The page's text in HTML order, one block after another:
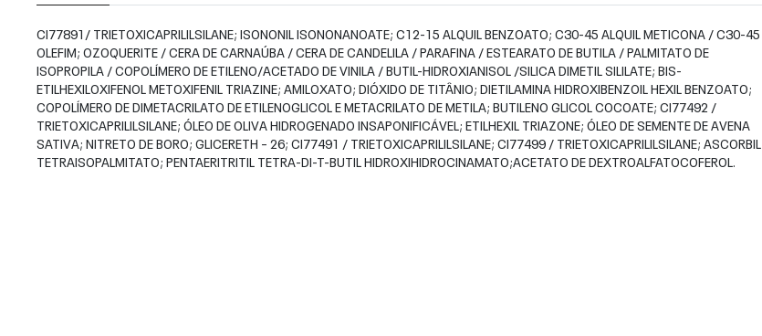
CI77891/ TRIETOXICAPRILILSILANE; ISONONIL ISONONANOATE; C12-15 ALQUIL BENZOATO; C30-45 ALQUIL METICONA / C30-45
OLEFIM; OZOQUERITE / CERA DE CARNAÚBA / CERA DE CANDELILA / PARAFINA / ESTEARATO DE BUTILA / PALMITATO DE
ISOPROPILA / COPOLÍMERO DE ETILENO/ACETADO DE VINILA / BUTIL-HIDROXIANISOL /SILICA DIMETIL SILILATE; BIS-
ETILHEXILOXIFENOL METOXIFENIL TRIAZINE; AMILOXATO; DIÓXIDO DE TITÂNIO; DIETILAMINA HIDROXIBENZOIL HEXIL BENZOATO;
COPOLÍMERO DE DIMETACRILATO DE ETILENOGLICOL E METACRILATO DE METILA; BUTILENO GLICOL COCOATE; CI77492 /
TRIETOXICAPRILILSILANE; ÓLEO DE OLIVA HIDROGENADO INSAPONIFICÁVEL; ETILHEXIL TRIAZONE; ÓLEO DE SEMENTE DE AVENA
SATIVA; NITRETO DE BORO; GLICERETH – 26; CI77491 / TRIETOXICAPRILILSILANE; CI77499 / TRIETOXICAPRILILSILANE; ASCORBIL
TETRAISOPALMITATO; PENTAERITRITIL TETRA-DI-T-BUTIL HIDROXIHIDROCINAMATO;ACETATO DE DEXTROALFATOCOFEROL.